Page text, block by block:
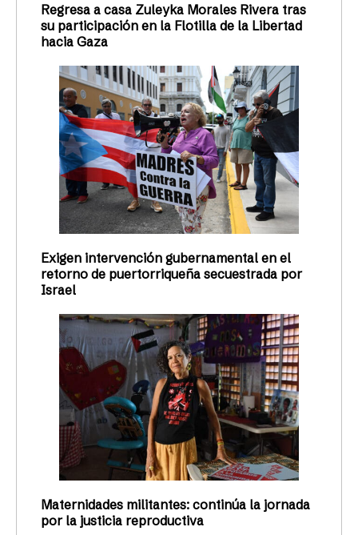
Regresa a casa Zuleyka Morales Rivera tras
su participación en la Flotilla de la Libertad
hacia Gaza
Exigen intervención gubernamental en el
retorno de puertorriqueña secuestrada por
Israel
Maternidades militantes: continúa la jornada
por la justicia reproductiva